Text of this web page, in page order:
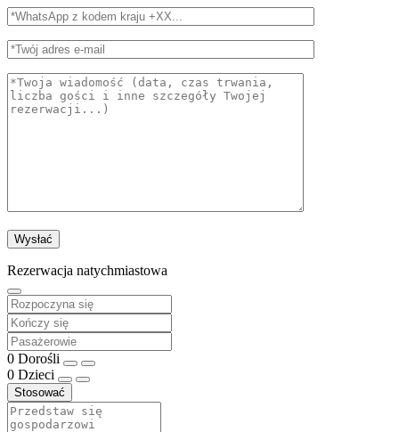
Rezerwacja natychmiastowa
0 Dorośli
0 Dzieci
Stosować